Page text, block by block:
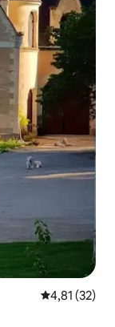
4,81 de uma
4,81 (32)